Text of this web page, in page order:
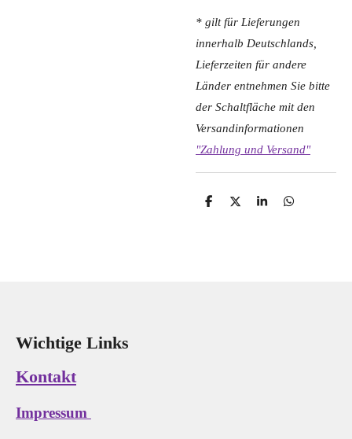
* gilt für Lieferungen
innerhalb Deutschlands,
Lieferzeiten für andere
Länder entnehmen Sie bitte
der Schaltfläche mit den
Versandinformationen
"Zahlung und Versand"
T
T
T
T
Wichtige Links
Kontakt
Impressum